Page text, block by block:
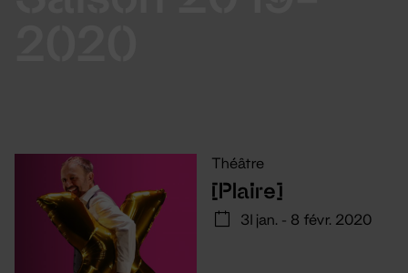
Théâtre
[Plaire]
31 jan. - 8 févr. 2020